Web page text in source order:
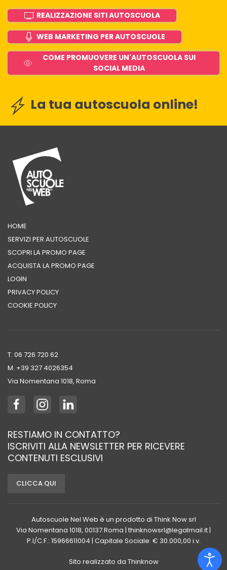
REALIZZAZIONE SITI AUTOSCUOLA
WEB MARKETING PER AUTOSCUOLE
COME PROMUOVERE UN'AUTOSCUOLA SUI
SOCIAL MEDIA
La tua autoscuola online!
HOME
SERVIZI PER AUTOSCUOLE
SCOPRI LA PROMO PAGE
ACQUISTA LA PROMO PAGE
LOGIN
PRIVACY POLICY
COOKIE POLICY
T. 06 726 720 62
M. +39 ‭327 4026354‬
Via Nomentana 1018, Roma
RESTIAMO IN CONTATTO?
ISCRIVITI ALLA NEWSLETTER PER RICEVERE
CONTENUTI ESCLUSIVI
CLICCA QUI
Autoscuole Nel Web è un prodotto di Think Now srl
Via Nomentana 1018, 00137 Roma | thinknowsrl@legalmail.it |
P.I/C.F.: 15966611004 | Capitale Sociale: € 30.000,00 i.v.
Sito realizzato da Thinknow